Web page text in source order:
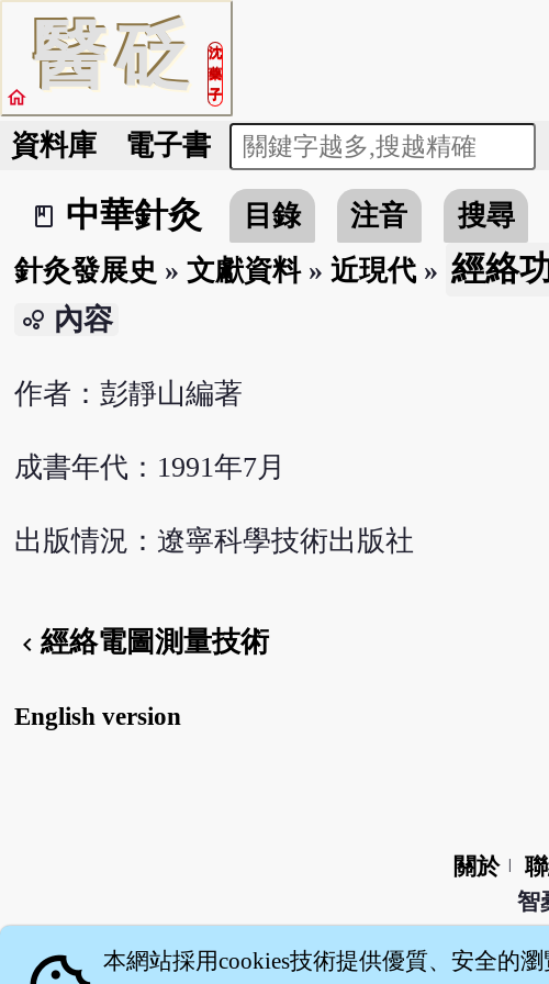
醫砭
沈
藥
子
home
資料庫 電子書
book_2
中華針灸 目錄 注音 搜尋
針灸發展史 » 文獻資料» 近現代» 經絡
bubble_chart 內容
作者：彭靜山編著
成書年代：1991年7月
出版情況：遼寧科學技術出版社
chevron_left 經絡電圖測量技術
English version
關於
智
本網站採用cookies技術提供優質、安全的